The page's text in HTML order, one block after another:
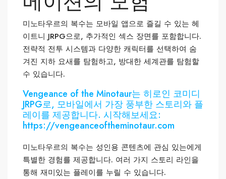
미노타우르의 복수는 모바일 앱으로 즐길 수 있는 헤
이트니 JRPG으로, 추가적인 섹스 장면를 포함합니다.
전략적 전투 시스템과 다양한 캐릭터를 선택하여 숨
겨진 지하 요새를 탐험하고, 방대한 세계관를 탐험할
수 있습니다.
Vengeance of the Minotaur는 히로인 코미디
JRPG로, 모바일에서 가장 풍부한 스토리와 플
레이를 제공합니다. 시작해보세요:
https://vengeanceoftheminotaur.com
미노타우르의 복수는 성인용 콘텐츠에 관심 있는에게
특별한 경험를 제공합니다. 여러 가지 스토리 라인을
통해 재미있는 플레이를 누릴 수 있습니다.